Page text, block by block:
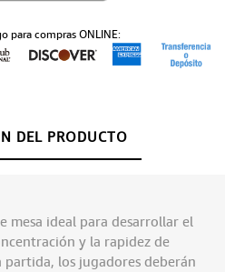
para compras ONLINE:
DEL PRODUCTO
mesa ideal para desarrollar el
y la rapidez de
los jugadores deberán